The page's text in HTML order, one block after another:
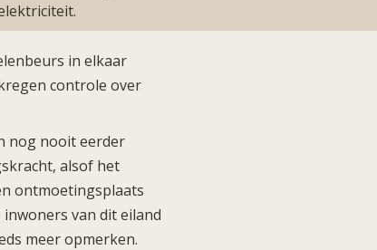
in elkaar
controle over
nog nooit eerder
alsof het
ontmoetingsplaats
van dit eiland
meer opmerken.